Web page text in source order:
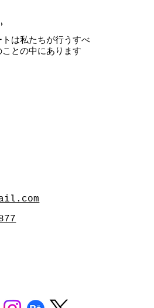
トは私たちが行うすべ
ことの中にあります